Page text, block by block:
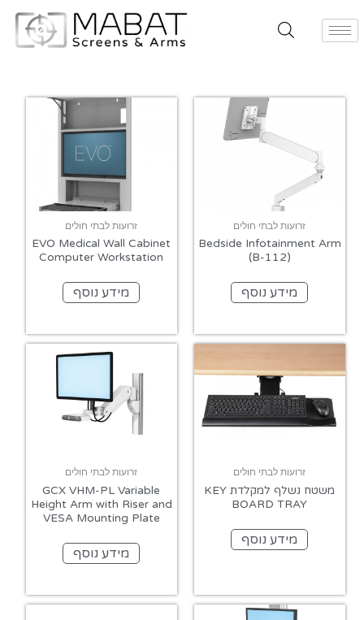
זרועות לבתי חולים
Bedside Infotainment Arm
(B-112)
מידע נוסף
זרועות לבתי חולים
EVO Medical Wall Cabinet
Computer Workstation
מידע נוסף
זרועות לבתי חולים
משטח נשלף למקלדת KEY
BOARD TRAY
מידע נוסף
זרועות לבתי חולים
GCX VHM-PL Variable
Height Arm with Riser and
VESA Mounting Plate
מידע נוסף